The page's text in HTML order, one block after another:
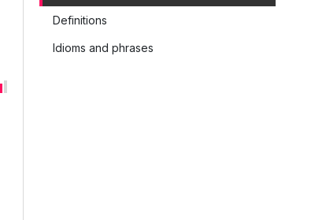
Definitions
Idioms and phrases